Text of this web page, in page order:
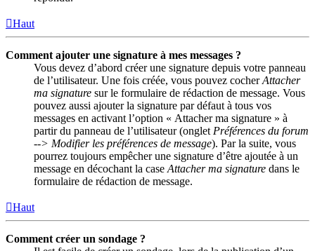
Haut
Comment ajouter une signature à mes messages ?
Vous devez d’abord créer une signature depuis votre panneau
de l’utilisateur. Une fois créée, vous pouvez cocherAttacher
ma signature sur le formulaire de rédaction de message. Vous
pouvez aussi ajouter la signature par défaut à tous vos
messages en activant l’option « Attacher ma signature » à
partir du panneau de l’utilisateur (onglet Préférences du forum
--> Modifier les préférences de message). Par la suite, vous
pourrez toujours empêcher une signature d’être ajoutée à un
message en décochant la case Attacher ma signature dans le
formulaire de rédaction de message.
Haut
Comment créer un sondage ?